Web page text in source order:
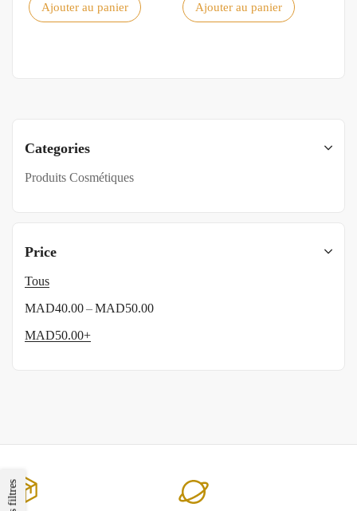
Categories
Produits Cosmétiques
Price
Tous
MAD40.00–MAD50.00
MAD50.00+
Ajouter au panier Ajouter au panier